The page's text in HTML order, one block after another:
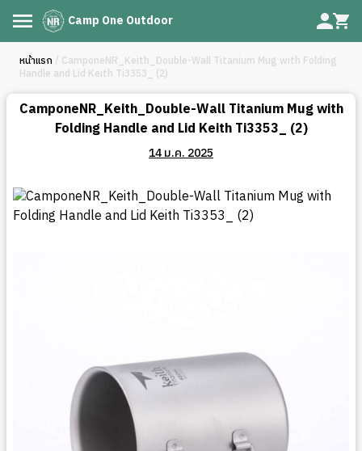
Camp One Outdoor
หน้าแรก / CamponeNR_Keith_Double-Wall Titanium Mug with Folding
Handle and Lid Keith Ti3353_ (2)
CamponeNR_Keith_Double-Wall Titanium Mug with
Folding Handle and Lid Keith Ti3353_ (2)
14 ม.ค. 2025